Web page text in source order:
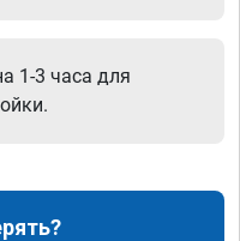
1-3 часа для